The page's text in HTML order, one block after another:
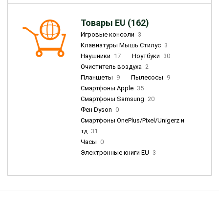
Товары EU (162)
Игровые консоли 3
Клавиатуры Мышь Стилус 3
Наушники 17 Ноутбуки 30
Очиститель воздуха 2
Планшеты 9 Пылесосы 9
Смартфоны Apple 35
Смартфоны Samsung 20
Фен Dyson 0
Смартфоны OnePlus/Pixel/Unigerz и
тд 31
Часы 0
Электронные книги EU 3